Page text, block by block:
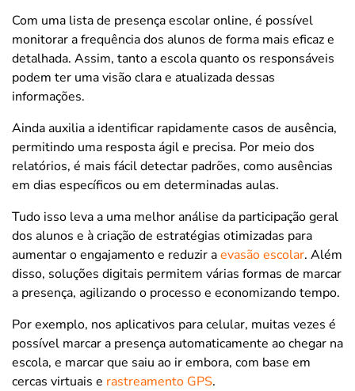
Com uma lista de presença escolar online, é possível
monitorar a frequência dos alunos de forma mais eficaz e
detalhada. Assim, tanto a escola quanto os responsáveis
podem ter uma visão clara e atualizada dessas
informações.
Ainda auxilia a identificar rapidamente casos de ausência,
permitindo uma resposta ágil e precisa. Por meio dos
relatórios, é mais fácil detectar padrões, como ausências
em dias específicos ou em determinadas aulas.
Tudo isso leva a uma melhor análise da participação geral
dos alunos e à criação de estratégias otimizadas para
aumentar o engajamento e reduzir aevasão escolar. Além
disso, soluções digitais permitem várias formas de marcar
a presença, agilizando o processo e economizando tempo.
Por exemplo, nos aplicativos para celular, muitas vezes é
possível marcar a presença automaticamente ao chegar na
escola, e marcar que saiu ao ir embora, com base em
cercas virtuais e rastreamento GPS.